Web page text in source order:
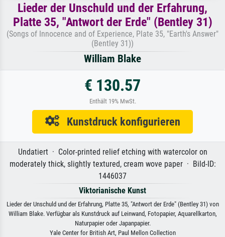
Lieder der Unschuld und der Erfahrung,
Platte 35, "Antwort der Erde" (Bentley 31)
(Songs of Innocence and of Experience, Plate 35, "Earth's Answer"
(Bentley 31))
William Blake
€ 130.57
Enthält 19% MwSt.
Kunstdruck konfigurieren
Undatiert · Color-printed relief etching with watercolor on
moderately thick, slightly textured, cream wove paper · Bild-ID:
1446037
Viktorianische Kunst
Lieder der Unschuld und der Erfahrung, Platte 35, "Antwort der Erde" (Bentley 31) von
William Blake. Verfügbar als Kunstdruck auf Leinwand, Fotopapier, Aquarellkarton,
Naturpapier oder Japanpapier.
Yale Center for British Art, Paul Mellon Collection